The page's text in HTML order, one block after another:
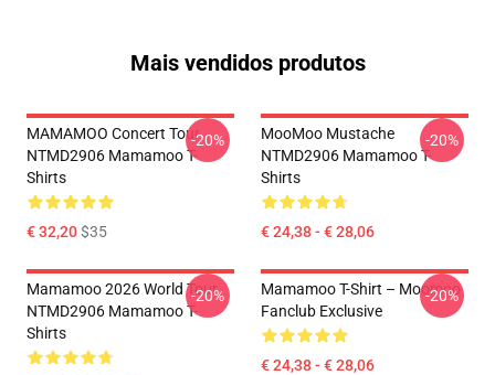
Mais vendidos produtos
MAMAMOO Concert Tour
NTMD2906 Mamamoo T-
Shirts
€ 32,20$35
-20%
MooMoo Mustache
NTMD2906 Mamamoo T-
Shirts
€ 24,38 - € 28,06
-20%
Mamamoo 2026 World Tour
NTMD2906 Mamamoo T-
Shirts
-20%
Mamamoo T-Shirt – Moomoo
Fanclub Exclusive
€ 24,38 - € 28,06
-20%